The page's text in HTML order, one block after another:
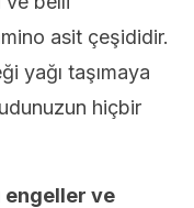
asit çeşididir.
yağı taşımaya
hiçbir
engeller ve